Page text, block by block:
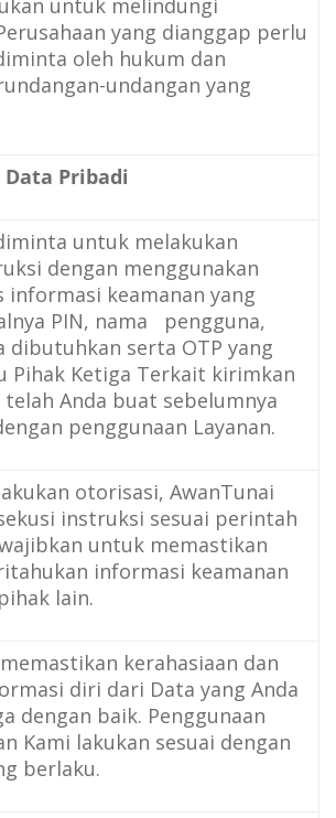
yang dianggap perlu
oleh hukum dan
undangan yang
Data Pribadi
untuk melakukan
dengan menggunakan
informasi keamanan yang
PIN, nama pengguna,
dibutuhkan serta OTP yang
Pihak Ketiga Terkait kirimkan
Anda buat sebelumnya
penggunaan Layanan.
otorisasi, AwanTunai
instruksi sesuai perintah
untuk memastikan
informasi keamanan
lain.
kerahasiaan dan
diri dari Data yang Anda
dengan baik. Penggunaan
Kami lakukan sesuai dengan
berlaku.